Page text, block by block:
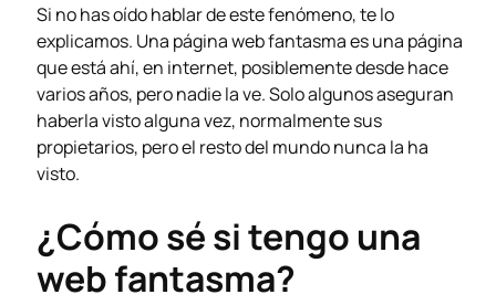
Si no has oído hablar de este fenómeno, te lo
explicamos. Una página web fantasma es una página
que está ahí, en internet, posiblemente desde hace
varios años, pero nadie la ve. Solo algunos aseguran
haberla visto alguna vez, normalmente sus
propietarios, pero el resto del mundo nunca la ha
visto.
¿Cómo sé si tengo una
web fantasma?